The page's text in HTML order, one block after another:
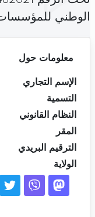
الوطني للمؤسسات
معلومات حول
الإسم التجاري
التسمية
النظام القانوني
المقر
الترقيم البريدي
الولاية